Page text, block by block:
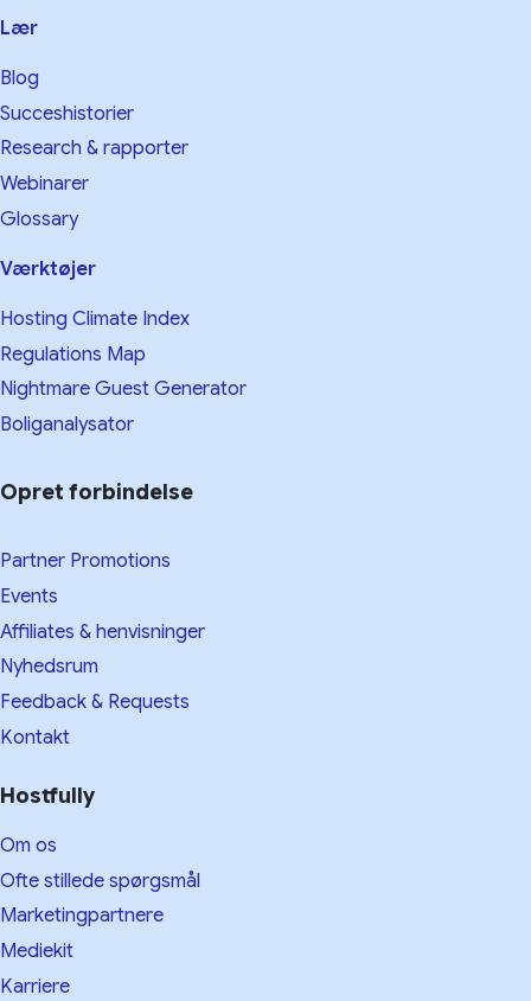
Lær
Blog
Succeshistorier
Research & rapporter
Webinarer
Glossary
Værktøjer
Hosting Climate Index
Regulations Map
Nightmare Guest Generator
Boliganalysator
Opret forbindelse
Partner Promotions
Events
Affiliates & henvisninger
Nyhedsrum
Feedback & Requests
Kontakt
Hostfully
Om os
Ofte stillede spørgsmål
Marketingpartnere
Mediekit
Karriere